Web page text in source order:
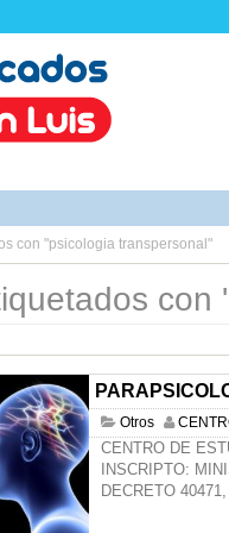
con "psicologia transpersonal"
con
Otros
CENTRO DE
INSCRIPTO:
DECRETO